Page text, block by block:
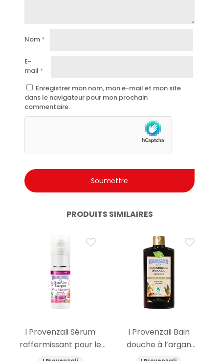
Nom *
E-
mail *
Enregistrer mon nom, mon e-mail et mon site
dans le navigateur pour mon prochain
commentaire.
PRODUITS SIMILAIRES
I Provenzali Sérum
raffermissant pour le
visage à l’églantier bio
I Provenzali Bain
douche à l’argan
biologique 400ml